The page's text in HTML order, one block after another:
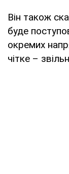
Він також
буде
окремих
чітке –